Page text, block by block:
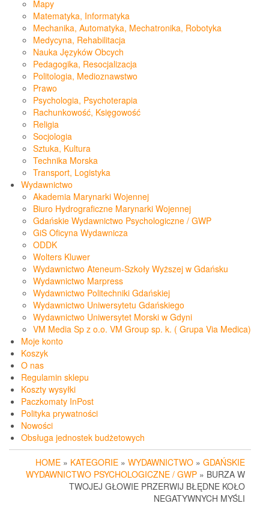
Mapy
Matematyka, Informatyka
Mechanika, Automatyka, Mechatronika, Robotyka
Medycyna, Rehabilitacja
Nauka Języków Obcych
Pedagogika, Resocjalizacja
Politologia, Medioznawstwo
Prawo
Psychologia, Psychoterapia
Rachunkowość, Księgowość
Religia
Socjologia
Sztuka, Kultura
Technika Morska
Transport, Logistyka
Wydawnictwo
Akademia Marynarki Wojennej
Biuro Hydrograficzne Marynarki Wojennej
Gdańskie Wydawnictwo Psychologiczne / GWP
GiS Oficyna Wydawnicza
ODDK
Wolters Kluwer
Wydawnictwo Ateneum-Szkoły Wyższej w Gdańsku
Wydawnictwo Marpress
Wydawnictwo Politechniki Gdańskiej
Wydawnictwo Uniwersytetu Gdańskiego
Wydawnictwo Uniwersytet Morski w Gdyni
VM Media Sp z o.o. VM Group sp. k. ( Grupa Via Medica)
Moje konto
Koszyk
O nas
Regulamin sklepu
Koszty wysyłki
Paczkomaty InPost
Polityka prywatności
Nowości
Obsługa jednostek budżetowych
HOME » KATEGORIE » WYDAWNICTWO » GDAŃSKIE
WYDAWNICTWO PSYCHOLOGICZNE / GWP » BURZA W
TWOJEJ GŁOWIE PRZERWIJ BŁĘDNE KOŁO
NEGATYWNYCH MYŚLI